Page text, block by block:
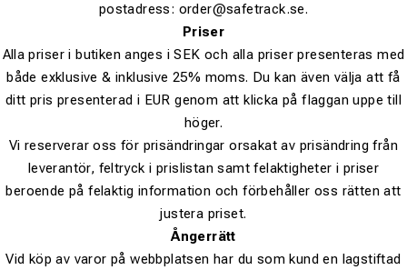
postadress: order@safetrack.se.
Priser
Alla priser i butiken anges i SEK och alla priser presenteras med
både exklusive & inklusive 25% moms. Du kan även välja att få
ditt pris presenterad i EUR genom att klicka på flaggan uppe till
höger.
Vi reserverar oss för prisändringar orsakat av prisändring från
leverantör, feltryck i prislistan samt felaktigheter i priser
beroende på felaktig information och förbehåller oss rätten att
justera priset.
Ångerrätt
Vid köp av varor på webbplatsen har du som kund en lagstiftad